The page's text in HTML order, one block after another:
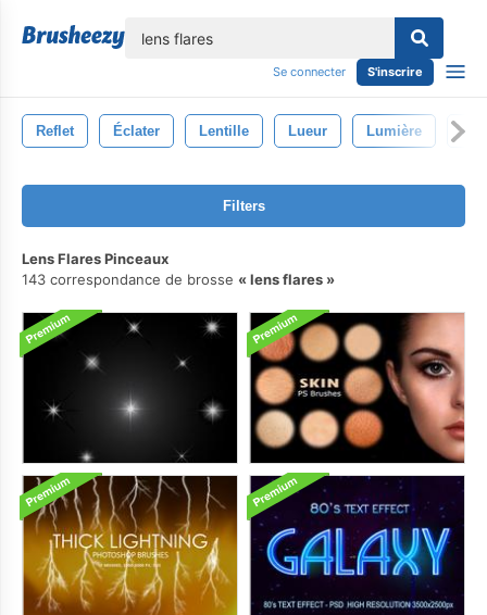
Se connecter S'inscrire
Reflet Éclater Lentille Lueur Lumière
Filters
Lens Flares Pinceaux
143 correspondance de brosse
lens flares